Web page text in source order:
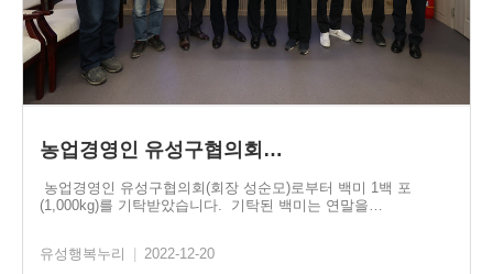
농업경영인 유성구협의회…
농업경영인 유성구협의회(회장 성순모)로부터 백미 1백 포
(1,000kg)를 기탁받았습니다. 기탁된 백미는 연말을…
유성행복누리 | 2022-12-20